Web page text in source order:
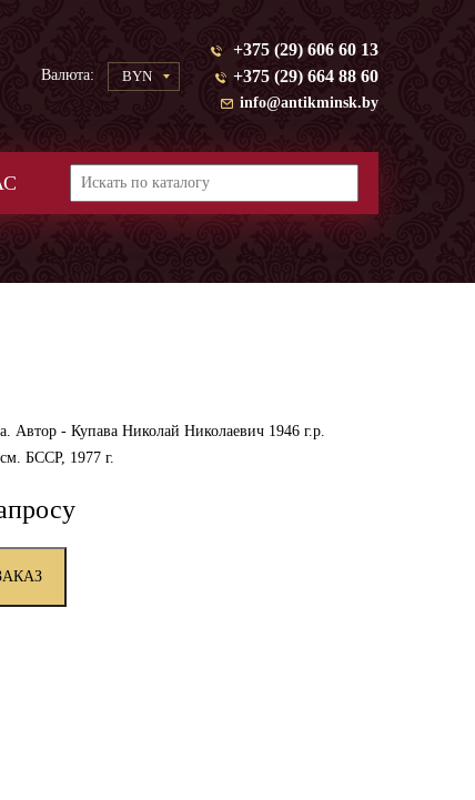
Валюта: BYN
+375 (29) 606 60 13
+375 (29) 664 88 60
info@antikminsk.by
Автор - Купава Николай Николаевич 1946 г.р.
БССР, 1977 г.